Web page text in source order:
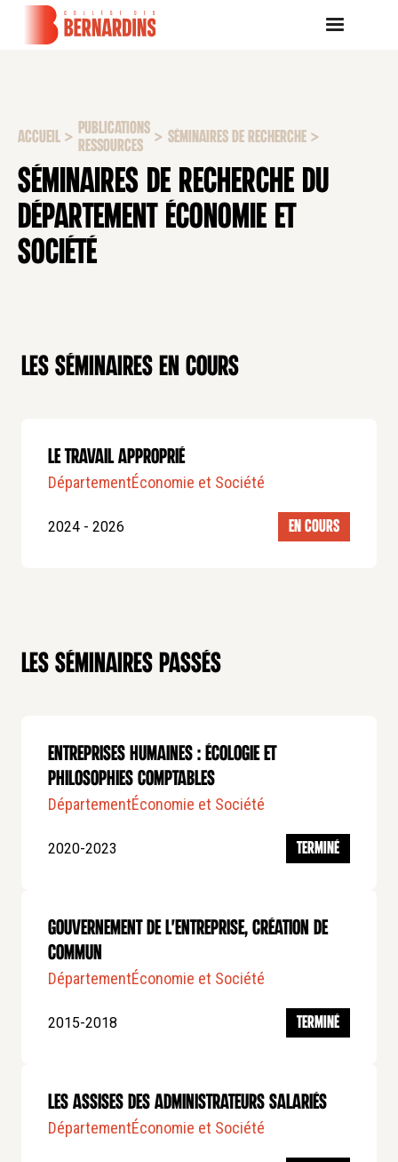
ACCUEIL >
PUBLICATIONS
RESSOURCES
> SÉMINAIRES DE RECHERCHE >
SÉMINAIRES DE RECHERCHE DU
DÉPARTEMENT ÉCONOMIE ET
SOCIÉTÉ
Les séminaires en cours
Le travail approprié
DépartementÉconomie et Société
2024 - 2026 EN COURS
Les séminaires passés
Entreprises humaines : écologie et
philosophies comptables
DépartementÉconomie et Société
2020-2023 TERMINÉ
Gouvernement de l'entreprise, création de
commun
DépartementÉconomie et Société
2015-2018 TERMINÉ
Les assises des administrateurs salariés
DépartementÉconomie et Société